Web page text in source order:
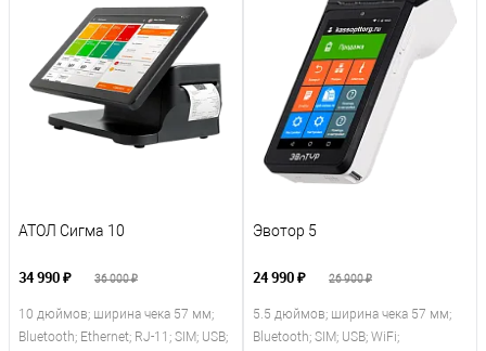
АТОЛ Сигма 10
34 990 ₽ 36 000 ₽
10 дюймов; ширина чека 57 мм;
Bluetooth; Ethernet; RJ-11; SIM; USB;
Эвотор 5
24 990 ₽ 26 900 ₽
5.5 дюймов; ширина чека 57 мм;
Bluetooth; SIM; USB; WiFi;